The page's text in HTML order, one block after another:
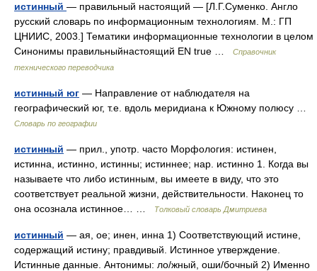
истинный — правильный настоящий — [Л.Г.Суменко. Англо
русский словарь по информационным технологиям. М.: ГП
ЦНИИС, 2003.] Тематики информационные технологии в целом
Синонимы правильныйнастоящий EN true …
Справочник
технического переводчика
истинный юг — Направление от наблюдателя на
географический юг, т.е. вдоль меридиана к Южному полюсу …
Словарь по географии
истинный — прил., употр. часто Морфология: истинен,
истинна, истинно, истинны; истиннее; нар. истинно 1. Когда вы
называете что либо истинным, вы имеете в виду, что это
соответствует реальной жизни, действительности. Наконец то
она осознала истинное… …
Толковый словарь Дмитриева
истинный — ая, ое; инен, инна 1) Соответствующий истине,
содержащий истину; правдивый. Истинное утверждение.
Истинные данные. Антонимы: ло/жный, оши/бочный 2) Именно